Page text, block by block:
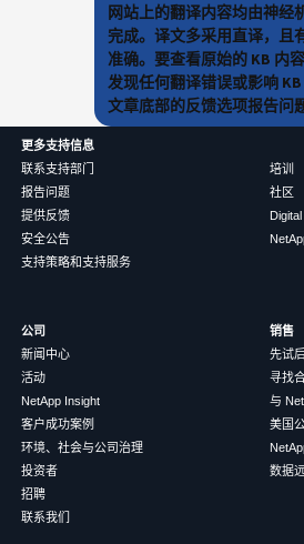
网站上的翻译内容均由神经
完成。译文多采用直译，且
准确。要查看原始的 KB 内
发现任何翻译错误或影响
文章底部的反馈选项报告问
更多支持信息
联系支持部门
报告问题
提供反馈
安全公告
支持策略和支持服务
培训
社区
公司
新闻中心
活动
NetApp Insight
客户成功案例
环境、社会与公司治理
投资者
招聘
联系我们
销售
先试
寻找
与
美国
数据